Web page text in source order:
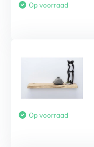
Op voorraad
Op voorraad